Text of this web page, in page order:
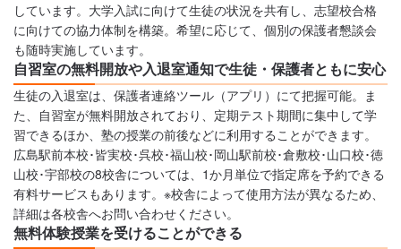
しています。大学入試に向けて生徒の状況を共有し、志望校合格
に向けての協力体制を構築。希望に応じて、個別の保護者懇談会
も随時実施しています。
自習室の無料開放や入退室通知で生徒・保護者ともに安心
生徒の入退室は、保護者連絡ツール（アプリ）にて把握可能。ま
た、自習室が無料開放されており、定期テスト期間に集中して学
習できるほか、塾の授業の前後などに利用することができます。
広島駅前本校･皆実校･呉校･福山校･岡山駅前校･倉敷校･山口校･徳
山校･宇部校の8校舎については、1か月単位で指定席を予約できる
有料サービスもあります。※校舎によって使用方法が異なるため、
詳細は各校舎へお問い合わせください。
無料体験授業を受けることができる